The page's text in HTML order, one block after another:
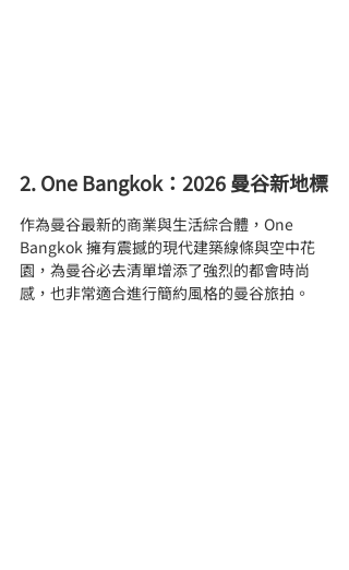
2. One Bangkok：2026 曼谷新地標
作為曼谷最新的商業與生活綜合體，One
Bangkok 擁有震撼的現代建築線條與空中花
園，為曼谷必去清單增添了強烈的都會時尚
感，也非常適合進行簡約風格的曼谷旅拍。